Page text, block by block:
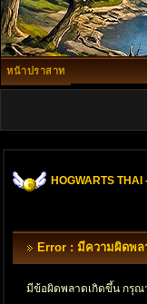
หน้าปราสาท
HOGWARTS
Error : มีความผิดพล
มีข้อผิดพลาดเกิดขึ้น กรุณ